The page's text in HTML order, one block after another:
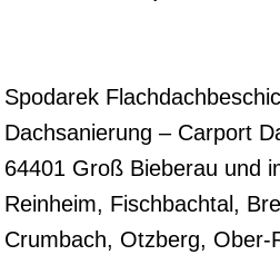
Spodarek
Dachsanierung – Carport
64401 Groß Bieberau und
Reinheim, Fischbachtal,
Crumbach, Otzberg,